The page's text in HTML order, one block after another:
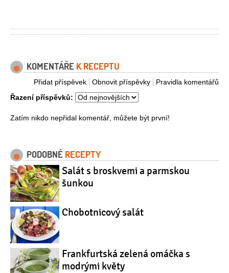
KOMENTÁŘE K RECEPTU
Pravidla komentářů
Obnovit příspěvky
Přidat příspěvek
Řazení příspěvků:
Zatím nikdo nepřidal komentář, můžete být první!
PODOBNÉ RECEPTY
Salát s broskvemi a parmskou
šunkou
Chobotnicový salát
Frankfurtská zelená omáčka s
modrými květy